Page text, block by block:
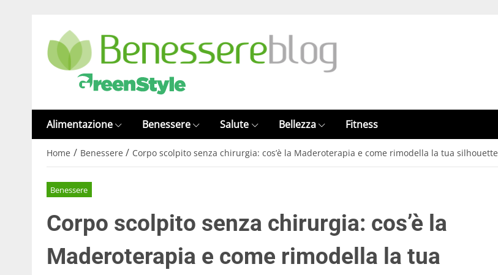
Alimentazione Benessere Salute Bellezza Fitness
Home / Benessere / Corpo scolpito senza chirurgia: cos’è la Maderoterapia e come rimodella la tua silhouette
Benessere
Corpo scolpito senza chirurgia: cos’è la
Maderoterapia e come rimodella la tua